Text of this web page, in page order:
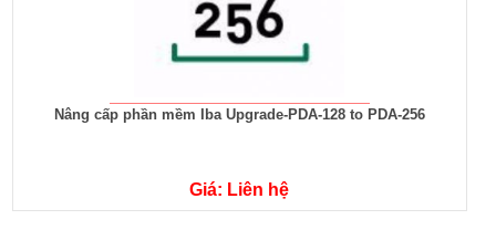
Nâng cấp phần mềm Iba Upgrade-PDA-128 to PDA-256
Giá: Liên hệ